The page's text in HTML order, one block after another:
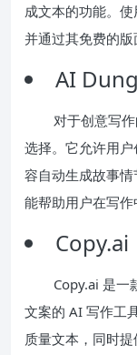
成文本的功能。
并通过其免费的版
AI
对于创意写
选择。它允许用
容自动生成故事
能帮助用户在写作
Copy.ai
Copy.ai 是一
文案的 AI 写作工
质量文本，同时